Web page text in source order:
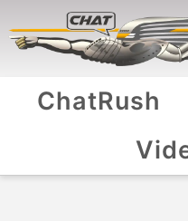
ChatRush